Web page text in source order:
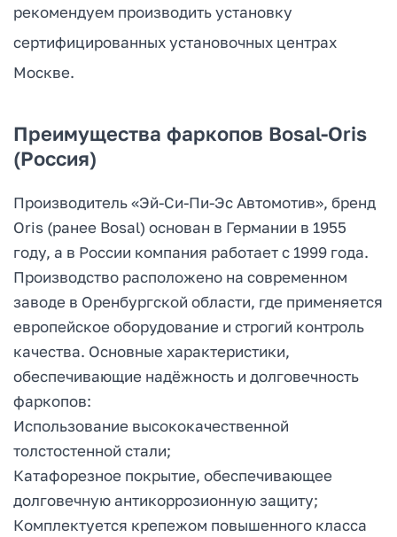
рекомендуем производить установку
сертифицированных установочных центрах
Москве.
Преимущества фаркопов Bosal-Oris
(Россия)
Производитель «Эй-Си-Пи-Эс Автомотив», бренд
Oris (ранее Bosal) основан в Германии в 1955
году, а в России компания работает с 1999 года.
Производство расположено на современном
заводе в Оренбургской области, где применяется
европейское оборудование и строгий контроль
качества. Основные характеристики,
обеспечивающие надёжность и долговечность
фаркопов:
Использование высококачественной
толстостенной стали;
Катафорезное покрытие, обеспечивающее
долговечную антикоррозионную защиту;
Комплектуется крепежом повышенного класса